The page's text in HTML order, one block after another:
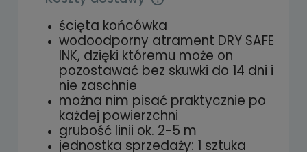
Cena nie zawiera ewentualnych kosztów
płatności
ścięta końcówka
wodoodporny atrament DRY SAFE
INK, dzięki któremu może on
pozostawać bez skuwki do 14 dni i
nie zaschnie
można nim pisać praktycznie po
każdej powierzchni
grubość linii ok. 2-5 m
jednostka sprzedaży: 1 sztuka